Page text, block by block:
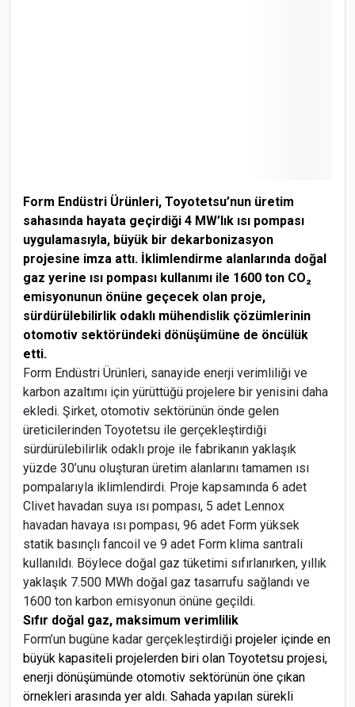
Form Endüstri Ürünleri, Toyotetsu’nun üretim
sahasında hayata geçirdiği 4 MW’lık ısı pompası
uygulamasıyla, büyük bir dekarbonizasyon
projesine imza attı. İklimlendirme alanlarında doğal
gaz yerine ısı pompası kullanımı ile 1600 ton CO₂
emisyonunun önüne geçecek olan proje,
sürdürülebilirlik odaklı mühendislik çözümlerinin
otomotiv sektöründeki dönüşümüne de öncülük
etti.
Form Endüstri Ürünleri, sanayide enerji verimliliği ve
karbon azaltımı için yürüttüğü projelere bir yenisini daha
ekledi. Şirket, otomotiv sektörünün önde gelen
üreticilerinden Toyotetsu ile gerçekleştirdiği
sürdürülebilirlik odaklı proje ile fabrikanın yaklaşık
yüzde 30’unu oluşturan üretim alanlarını tamamen ısı
pompalarıyla iklimlendirdi. Proje kapsamında 6 adet
Clivet havadan suya ısı pompası, 5 adet Lennox
havadan havaya ısı pompası, 96 adet Form yüksek
statik basınçlı fancoil ve 9 adet Form klima santrali
kullanıldı. Böylece doğal gaz tüketimi sıfırlanırken, yıllık
yaklaşık 7.500 MWh doğal gaz tasarrufu sağlandı ve
1600 ton karbon emisyonun önüne geçildi.
Sıfır doğal gaz, maksimum verimlilik
Form’un bugüne kadar gerçekleştirdiği projeler içinde en
büyük kapasiteli projelerden biri olan Toyotetsu projesi,
enerji dönüşümünde otomotiv sektörünün öne çıkan
örnekleri arasında yer aldı. Sahada yapılan sürekli